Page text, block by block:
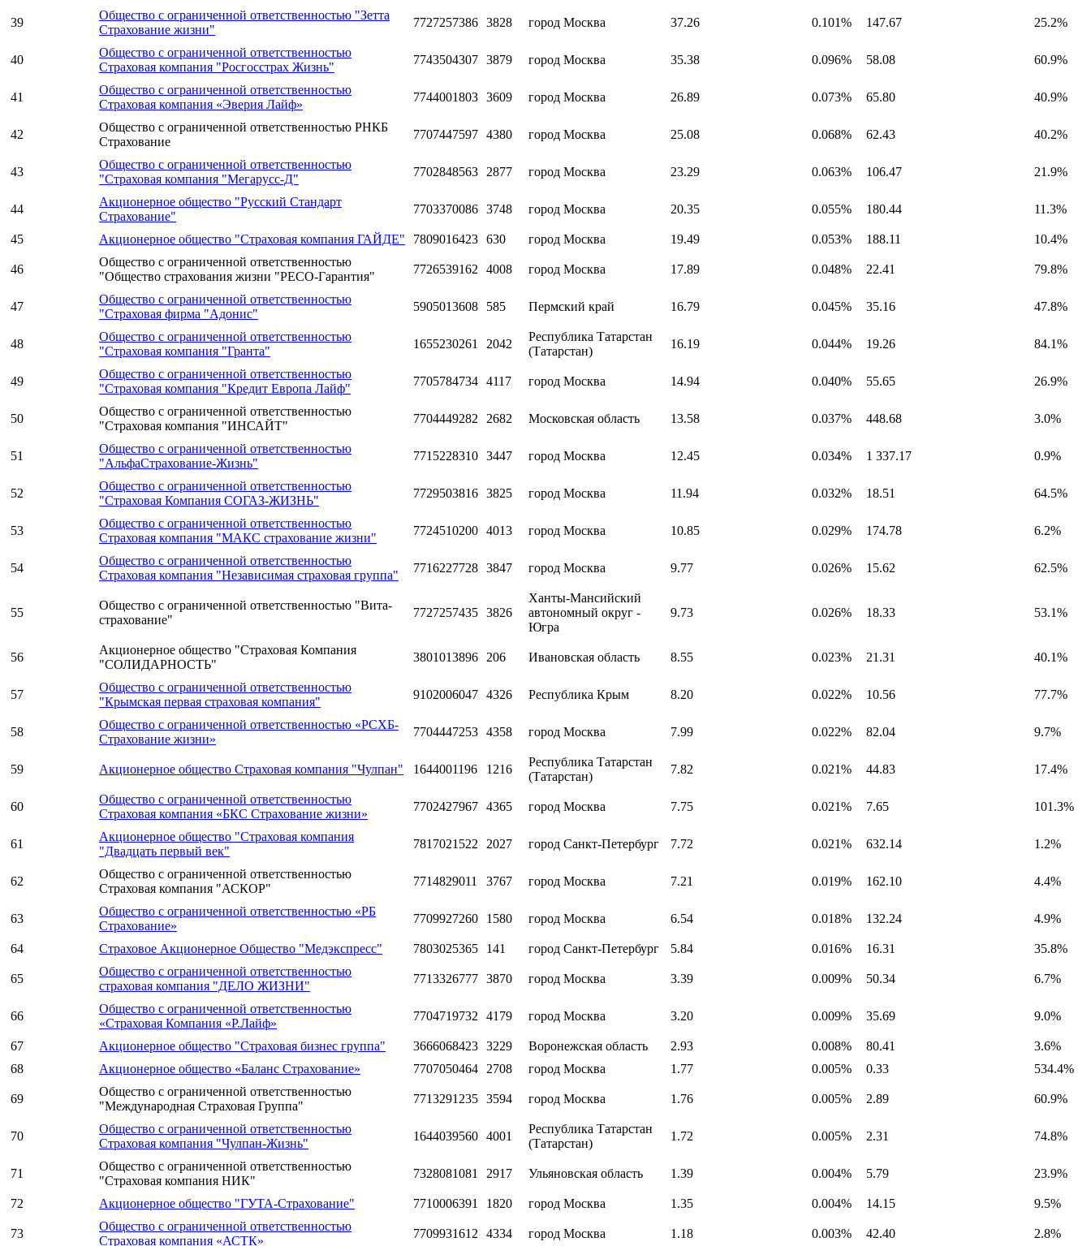
39
Общество с ограниченной ответственностью "Зетта
Страхование жизни"
7727257386 3828 город Москва 37.26 0.101% 147.67 25.2%
40
Общество с ограниченной ответственностью
Страховая компания "Росгосстрах Жизнь"
7743504307 3879 город Москва 35.38 0.096% 58.08 60.9%
41
Общество с ограниченной ответственностью
Страховая компания «Эверия Лайф»
7744001803 3609 город Москва 26.89 0.073% 65.80 40.9%
42
Общество с ограниченной ответственностью РНКБ
Страхование
7707447597 4380 город Москва 25.08 0.068% 62.43 40.2%
43
Общество с ограниченной ответственностью
"Страховая компания "Мегарусс-Д"
7702848563 2877 город Москва 23.29 0.063% 106.47 21.9%
44
Акционерное общество "Русский Стандарт
Страхование"
7703370086 3748 город Москва 20.35 0.055% 180.44 11.3%
45 Акционерное общество "Страховая компания ГАЙДЕ" 7809016423 630 город Москва 19.49 0.053% 188.11 10.4%
46
Общество с ограниченной ответственностью
"Общество страхования жизни "РЕСО-Гарантия"
7726539162 4008 город Москва 17.89 0.048% 22.41 79.8%
47
Общество с ограниченной ответственностью
"Страховая фирма "Адонис"
5905013608 585 Пермский край 16.79 0.045% 35.16 47.8%
48
Общество с ограниченной ответственностью
"Страховая компания "Гранта"
1655230261 2042
Республика Татарстан
(Татарстан)
16.19 0.044% 19.26 84.1%
49
Общество с ограниченной ответственностью
"Страховая компания "Кредит Европа Лайф"
7705784734 4117 город Москва 14.94 0.040% 55.65 26.9%
50
Общество с ограниченной ответственностью
"Страховая компания "ИНСАЙТ"
7704449282 2682 Московская область 13.58 0.037% 448.68 3.0%
51
Общество с ограниченной ответственностью
"АльфаСтрахование-Жизнь"
7715228310 3447 город Москва 12.45 0.034% 1 337.17 0.9%
52
Общество с ограниченной ответственностью
"Страховая Компания СОГАЗ-ЖИЗНЬ"
7729503816 3825 город Москва 11.94 0.032% 18.51 64.5%
53
Общество с ограниченной ответственностью
Страховая компания "МАКС страхование жизни"
7724510200 4013 город Москва 10.85 0.029% 174.78 6.2%
54
Общество с ограниченной ответственностью
Страховая компания "Независимая страховая группа"
7716227728 3847 город Москва 9.77 0.026% 15.62 62.5%
55
Общество с ограниченной ответственностью "Вита-
страхование"
7727257435 3826
Ханты-Мансийский
автономный округ -
Югра
9.73 0.026% 18.33 53.1%
56
Акционерное общество "Страховая Компания
"СОЛИДАРНОСТЬ"
3801013896 206 Ивановская область 8.55 0.023% 21.31 40.1%
57
Общество с ограниченной ответственностью
"Крымская первая страховая компания"
9102006047 4326 Республика Крым 8.20 0.022% 10.56 77.7%
58
Общество с ограниченной ответственностью «РСХБ-
Страхование жизни»
7704447253 4358 город Москва 7.99 0.022% 82.04 9.7%
59 Акционерное общество Страховая компания "Чулпан" 1644001196 1216
Республика Татарстан
(Татарстан)
7.82 0.021% 44.83 17.4%
60
Общество с ограниченной ответственностью
Страховая компания «БКС Страхование жизни»
7702427967 4365 город Москва 7.75 0.021% 7.65 101.3%
61
Акционерное общество "Страховая компания
"Двадцать первый век"
7817021522 2027 город Санкт-Петербург 7.72 0.021% 632.14 1.2%
62
Общество с ограниченной ответственностью
Страховая компания "АСКОР"
7714829011 3767 город Москва 7.21 0.019% 162.10 4.4%
63
Общество с ограниченной ответственностью «РБ
Страхование»
7709927260 1580 город Москва 6.54 0.018% 132.24 4.9%
64 Страховое Акционерное Общество "Медэкспресс" 7803025365 141 город Санкт-Петербург 5.84 0.016% 16.31 35.8%
65
Общество с ограниченной ответственностью
страховая компания "ДЕЛО ЖИЗНИ"
7713326777 3870 город Москва 3.39 0.009% 50.34 6.7%
66
Общество с ограниченной ответственностью
«Страховая Компания «Р.Лайф»
7704719732 4179 город Москва 3.20 0.009% 35.69 9.0%
67 Акционерное общество "Страховая бизнес группа" 3666068423 3229 Воронежская область 2.93 0.008% 80.41
3.6%
68
Акционерное общество «Баланс Страхование» 7707050464 2708 город Москва 1.77 0.005% 0.33 534.4%
69
Общество с ограниченной ответственностью
"Международная Страховая Группа"
7713291235 3594 город Москва 1.76 0.005% 2.89 60.9%
70
Общество с ограниченной ответственностью
Страховая компания "Чулпан-Жизнь"
1644039560 4001
Республика Татарстан
(Татарстан)
1.72 0.005% 2.31 74.8%
71
Общество с ограниченной ответственностью
"Страховая компания НИК"
7328081081 2917 Ульяновская область 1.39 0.004% 5.79 23.9%
72 Акционерное общество "ГУТА-Страхование" 7710006391 1820 город Москва 1.35 0.004% 14.15 9.5%
73
Общество с ограниченной ответственностью
Страховая компания «АСТК»
7709931612 4334 город Москва 1.18 0.003% 42.40 2.8%